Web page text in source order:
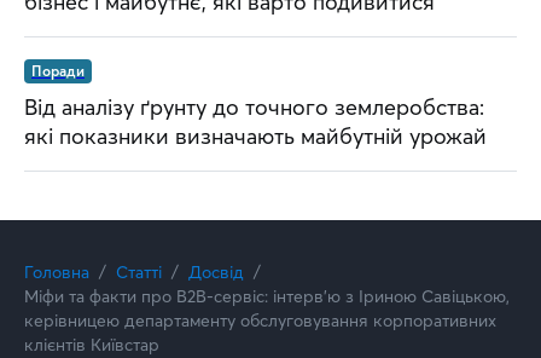
Поради
Від аналізу ґрунту до точного землеробства:
які показники визначають майбутній урожай
Головна Статті
Досвід
Міфи та факти про B2B-сервіс: інтерв’ю з Іриною Савіцькою,
керівницею департаменту обслуговування корпоративних
клієнтів Київстар